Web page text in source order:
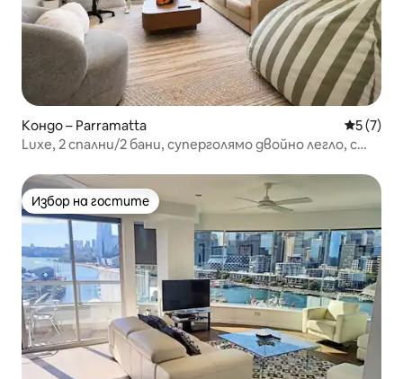
Кондо – Parramatta Средна
5 (7)
Luxe, 2 спални/2 бани, суперголямо двойно легло, с
Избор на гостите
Избор на гостите